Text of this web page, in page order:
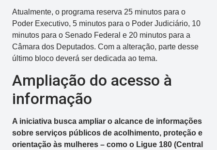
Atualmente, o programa reserva 25 minutos para o
Poder Executivo, 5 minutos para o Poder Judiciário, 10
minutos para o Senado Federal e 20 minutos para a
Câmara dos Deputados. Com a alteração, parte desse
último bloco deverá ser dedicada ao tema.
Ampliação do acesso à
informação
A iniciativa busca ampliar o alcance de informações
sobre serviços públicos de acolhimento, proteção e
orientação às mulheres – como o Ligue 180 (Central